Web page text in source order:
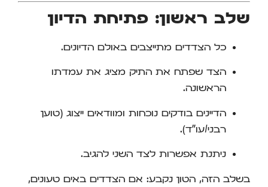
שלב ראשון: פתיחת הדיון
כל הצדדים מתייצבים באולם הדיונים.
הצד שפתח את התיק מציג את עמדתו
הראשונה.
הדיינים בודקים נוכחות ומוודאים ייצוג (טוען
רבני/עו"ד).
ניתנת אפשרות לצד השני להגיב.
בשלב הזה, הטון נקבע: אם הצדדים באים טעונים,